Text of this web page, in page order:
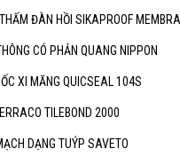
ĐÀN HỒI SIKAPROOF
CÓ PHẢN QUANG NIPPON
XI MĂNG QUICSEAL 104S
TILEBOND 2000
DẠNG TUÝP SAVETO